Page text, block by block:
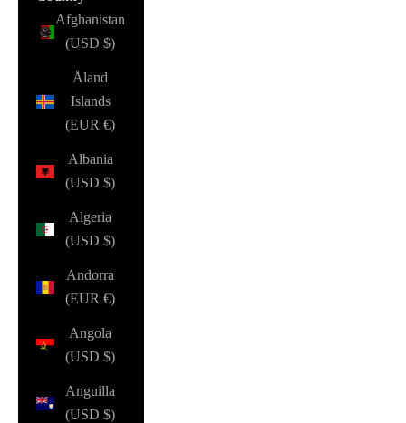
Afghanistan
(USD $)
Åland
Islands
(EUR €)
Albania
(USD $)
Algeria
(USD $)
Andorra
(EUR €)
Angola
(USD $)
Anguilla
(USD $)